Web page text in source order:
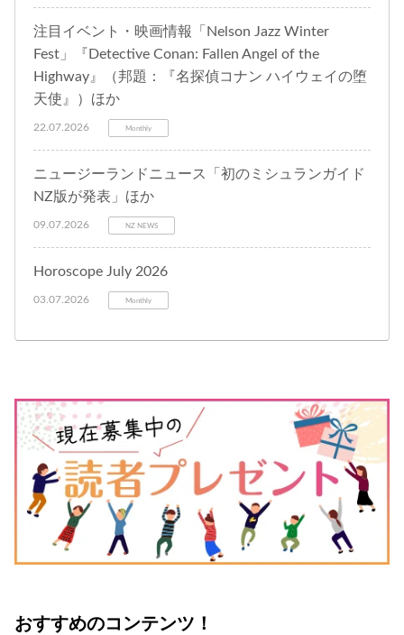
注目イベント・映画情報「Nelson Jazz Winter
Fest」『Detective Conan: Fallen Angel of the
Highway』（邦題：『名探偵コナン ハイウェイの堕
天使』）ほか
22.07.2026 Monthly
ニュージーランドニュース「初のミシュランガイド
NZ版が発表」ほか
09.07.2026 NZ NEWS
Horoscope July 2026
03.07.2026 Monthly
おすすめのコンテンツ！